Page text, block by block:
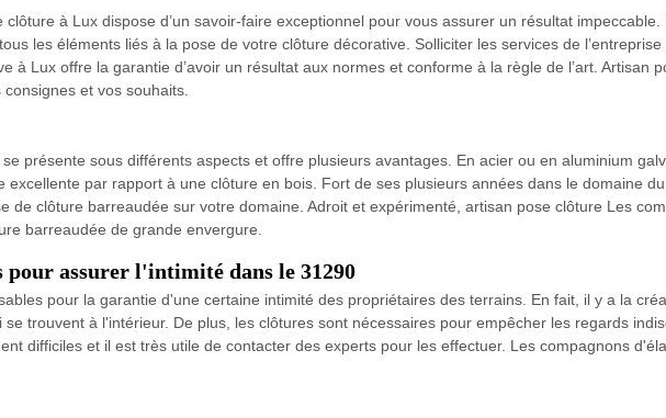
à Lux dispose d’un savoir-faire exceptionnel pour vous assurer un résultat
les éléments liés à la pose de votre clôture décorative. Solliciter les services de
à Lux offre la garantie d’avoir un résultat aux normes et conforme à la règle de l’art. Artisan
et vos souhaits.
présente sous différents aspects et offre plusieurs avantages. En acier ou en aluminium
par rapport à une clôture en bois. Fort de ses plusieurs années dans le domaine
de clôture barreaudée sur votre domaine. Adroit et expérimenté, artisan pose clôture Les
barreaudée de grande envergure.
assurer l'intimité dans le 31290
pour la garantie d'une certaine intimité des propriétaires des terrains. En fait, il y a la
trouvent à l'intérieur. De plus, les clôtures sont nécessaires pour empêcher les regards
difficiles et il est très utile de contacter des experts pour les effectuer. Les compagnons